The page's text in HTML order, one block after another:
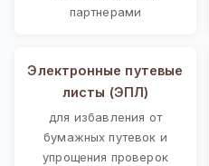
партнерами
Электронные путевые
листы (ЭПЛ)
для избавления от
бумажных путевок и
упрощения проверок